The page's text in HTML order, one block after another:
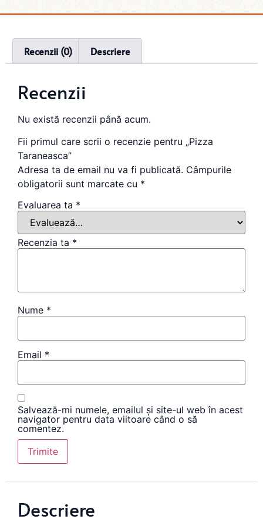
Recenzii (0) Descriere
Recenzii
Nu există recenzii până acum.
Fii primul care scrii o recenzie pentru „Pizza
Taraneasca”
Adresa ta de email nu va fi publicată. Câmpurile
obligatorii sunt marcate cu *
Evaluarea ta *
Recenzia ta *
Nume *
Email *
Salvează-mi numele, emailul și site-ul web în acest
navigator pentru data viitoare când o să
comentez.
Descriere